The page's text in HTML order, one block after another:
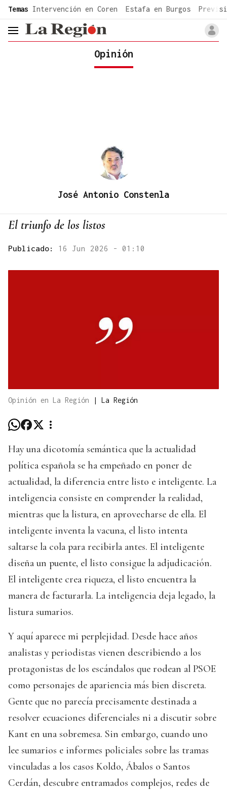
common.go-to-content
Temas Intervención en Coren Estafa en Burgos
header.menu.open
Opinión
José Antonio Constenla
El triunfo de los listos
Publicado: 16 Jun 2026 - 01:10
Opinión en La Región | La Región
Hay una dicotomía semántica que la actualidad
política española se ha empeñado en poner de
actualidad, la diferencia entre listo e inteligente. La
inteligencia consiste en comprender la realidad,
mientras que la listura, en aprovecharse de ella. El
inteligente inventa la vacuna, el listo intenta
saltarse la cola para recibirla antes. El inteligente
diseña un puente, el listo consigue la adjudicación.
El inteligente crea riqueza, el listo encuentra la
manera de facturarla. La inteligencia deja legado, la
listura sumarios.
Y aquí aparece mi perplejidad. Desde hace años
analistas y periodistas vienen describiendo a los
protagonistas de los escándalos que rodean al PSOE
como personajes de apariencia más bien discreta.
Gente que no parecía precisamente destinada a
resolver ecuaciones diferenciales ni a discutir sobre
Kant en una sobremesa. Sin embargo, cuando uno
lee sumarios e informes policiales sobre las tramas
vinculadas a los casos Koldo, Ábalos o Santos
Cerdán, descubre entramados complejos, redes de